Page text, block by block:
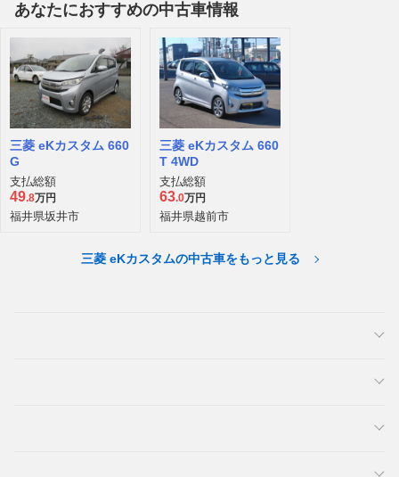
あなたにおすすめの中古車情報
三菱 eKカスタム 660
G
支払総額
49.8万円
福井県坂井市
三菱 eKカスタム 660
T 4WD
支払総額
63.0万円
福井県越前市
三菱 eKカスタムの中古車をもっと見る